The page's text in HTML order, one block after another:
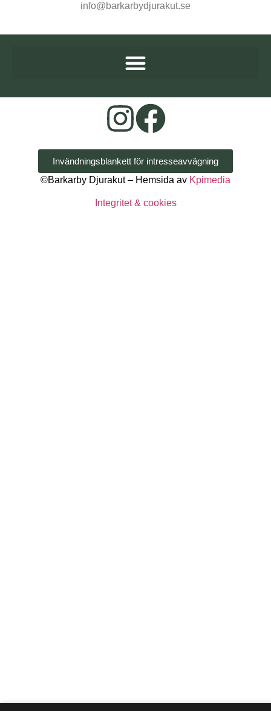
info@barkarbydjurakut.se
Invändningsblankett för intresseavvägning
©Barkarby Djurakut – Hemsida av Kpimedia
Integritet & cookies